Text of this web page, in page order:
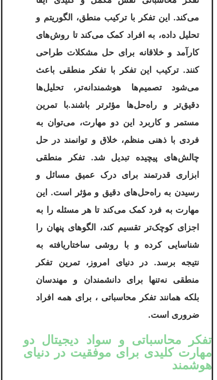
می‌کند. این تفکر با ترکیب منطق، الگوریتم و
تحلیل داده، به افراد کمک می‌کند تا روش‌های
کارآمد و خلاقانه برای حل مشکلات طراحی
کنند. ترکیب این تفکر با تفکر منطقی باعث
می‌شود تصمیم‌ها هوشمندانه‌تر، تحلیل‌ها
دقیق‌تر و راه‌حل‌ها مؤثرتر باشند.با تمرین
مستمر و کاربرد این دو مهارت، می‌توان به
فردی با ذهنی منظم، خلاق و توانمند در حل
چالش‌های پیچیده تبدیل شد. تفکر منطقی
ابزاری قدرتمند برای درک عمیق مسائل و
رسیدن به راه‌حل‌های دقیق و مؤثر است. این
مهارت به فرد کمک می‌کند تا هر مسئله را به
اجزای کوچک‌تر تقسیم کند، الگوهای پنهان را
شناسایی کرده و با روشی ساختاریافته به
نتیجه برسد. در دنیای امروز، تمرین تفکر
منطقی نه‌تنها برای دانشمندان و مهندسان
بلکه همانند تفکر محاسباتی ، برای همه افراد
ضروری است.
تفکر محاسباتی و سواد دیجیتال دو
مهارت کلیدی برای موفقیت در دنیای
هوشمند